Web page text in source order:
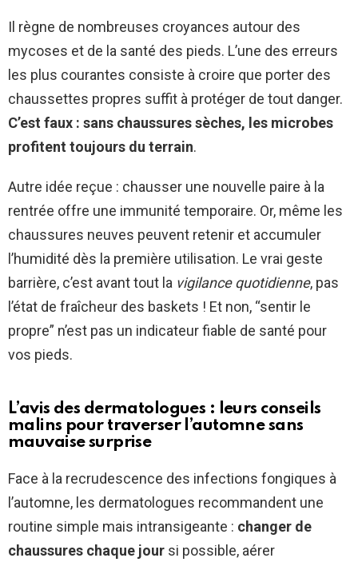
Il règne de nombreuses croyances autour des
mycoses et de la santé des pieds. L’une des erreurs
les plus courantes consiste à croire que porter des
chaussettes propres suffit à protéger de tout danger.
C’est faux : sans chaussures sèches, les microbes
profitent toujours du terrain.
Autre idée reçue : chausser une nouvelle paire à la
rentrée offre une immunité temporaire. Or, même les
chaussures neuves peuvent retenir et accumuler
l’humidité dès la première utilisation. Le vrai geste
barrière, c’est avant tout la vigilance quotidienne, pas
l’état de fraîcheur des baskets ! Et non, “sentir le
propre” n’est pas un indicateur fiable de santé pour
vos pieds.
L’avis des dermatologues : leurs conseils
malins pour traverser l’automne sans
mauvaise surprise
Face à la recrudescence des infections fongiques à
l’automne, les dermatologues recommandent une
routine simple mais intransigeante : changer de
chaussures chaque jour si possible, aérer